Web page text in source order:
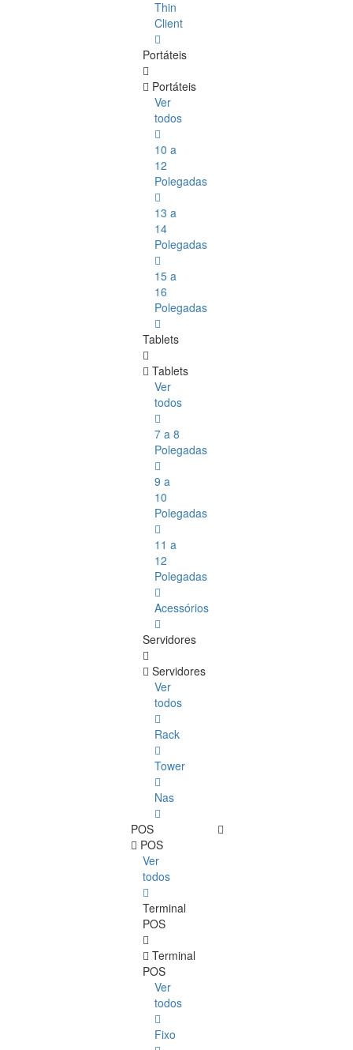
Thin
Client
Portáteis
Portáteis
Ver
todos
10 a
12
Polegadas
13 a
14
Polegadas
15 a
16
Polegadas
Tablets
Tablets
Ver
todos
7 a 8
Polegadas
9 a
10
Polegadas
11 a
12
Polegadas
Acessórios
Servidores
Servidores
Ver
todos
Rack
Tower
Nas
POS
POS
Ver
todos
Terminal
POS
Terminal
POS
Ver
todos
Fixo